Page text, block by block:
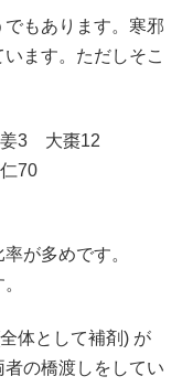
でもあります。寒邪
ます。ただしそこ
3 大棗12
70
が多めです。
体として補剤) が
の橋渡しをしてい